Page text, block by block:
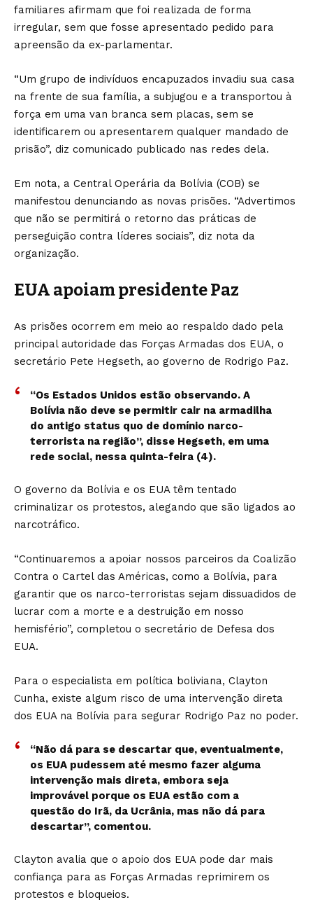
familiares afirmam que foi realizada de forma
irregular, sem que fosse apresentado pedido para
apreensão da ex-parlamentar.
“Um grupo de indivíduos encapuzados invadiu sua casa
na frente de sua família, a subjugou e a transportou à
força em uma van branca sem placas, sem se
identificarem ou apresentarem qualquer mandado de
prisão”, diz comunicado publicado nas redes dela.
Em nota, a Central Operária da Bolívia (COB) se
manifestou denunciando as novas prisões. “Advertimos
que não se permitirá o retorno das práticas de
perseguição contra líderes sociais”, diz nota da
organização.
EUA apoiam presidente Paz
As prisões ocorrem em meio ao respaldo dado pela
principal autoridade das Forças Armadas dos EUA, o
secretário Pete Hegseth, ao governo de Rodrigo Paz.
“Os Estados Unidos estão observando. A
Bolívia não deve se permitir cair na armadilha
do antigo status quo de domínio narco-
terrorista na região”, disse Hegseth, em uma
rede social, nessa quinta-feira (4).
O governo da Bolívia e os EUA têm tentado
criminalizar os protestos, alegando que são ligados ao
narcotráfico.
“Continuaremos a apoiar nossos parceiros da Coalizão
Contra o Cartel das Américas, como a Bolívia, para
garantir que os narco-terroristas sejam dissuadidos de
lucrar com a morte e a destruição em nosso
hemisfério”, completou o secretário de Defesa dos
EUA.
Para o especialista em política boliviana, Clayton
Cunha, existe algum risco de uma intervenção direta
dos EUA na Bolívia para segurar Rodrigo Paz no poder.
“Não dá para se descartar que, eventualmente,
os EUA pudessem até mesmo fazer alguma
intervenção mais direta, embora seja
improvável porque os EUA estão com a
questão do Irã, da Ucrânia, mas não dá para
descartar”, comentou.
Clayton avalia que o apoio dos EUA pode dar mais
confiança para as Forças Armadas reprimirem os
protestos e bloqueios.